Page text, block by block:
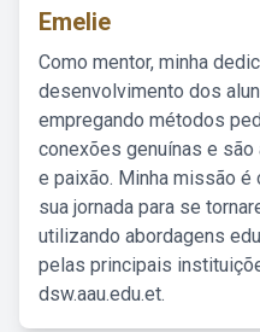
Emelie
Como mentor, minha
desenvolvimento dos
empregando métodos
conexões genuínas e
e paixão. Minha missão
sua jornada para se
utilizando abordagens
pelas principais
dsw.aau.edu.et.